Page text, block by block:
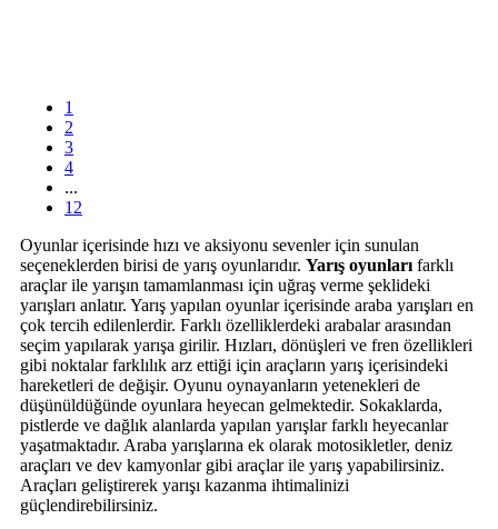
1
2
3
4
...
12
Oyunlar içerisinde hızı ve aksiyonu sevenler için sunulan
seçeneklerden birisi de yarış oyunlarıdır. Yarış oyunları farklı
araçlar ile yarışın tamamlanması için uğraş verme şeklideki
yarışları anlatır. Yarış yapılan oyunlar içerisinde araba yarışları en
çok tercih edilenlerdir. Farklı özelliklerdeki arabalar arasından
seçim yapılarak yarışa girilir. Hızları, dönüşleri ve fren özellikleri
gibi noktalar farklılık arz ettiği için araçların yarış içerisindeki
hareketleri de değişir. Oyunu oynayanların yetenekleri de
düşünüldüğünde oyunlara heyecan gelmektedir. Sokaklarda,
pistlerde ve dağlık alanlarda yapılan yarışlar farklı heyecanlar
yaşatmaktadır. Araba yarışlarına ek olarak motosikletler, deniz
araçları ve dev kamyonlar gibi araçlar ile yarış yapabilirsiniz.
Araçları geliştirerek yarışı kazanma ihtimalinizi
güçlendirebilirsiniz.